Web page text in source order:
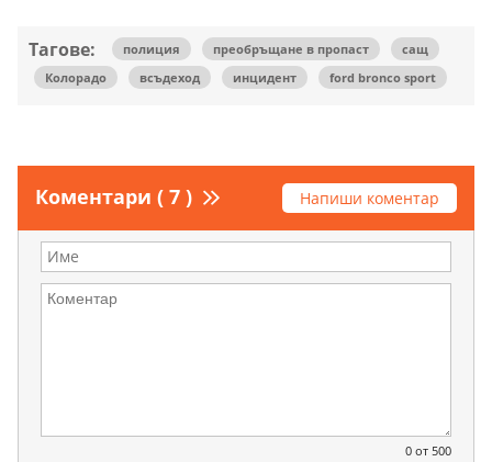
Тагове: полиция преобръщане в пропаст
сащ
Колорадо
всъдеход инцидент ford bronco sport
Коментари ( 7 ) Напиши коментар
0 от 500